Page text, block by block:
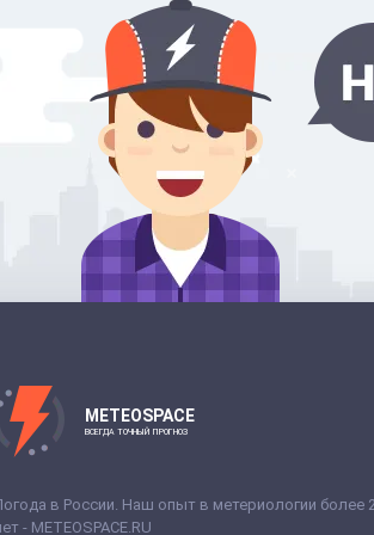
METEOSPACE
ВСЕГДА ТОЧНЫЙ ПРОГНОЗ
в России. Наш опыт в метериологии более
- METEOSPACE.RU